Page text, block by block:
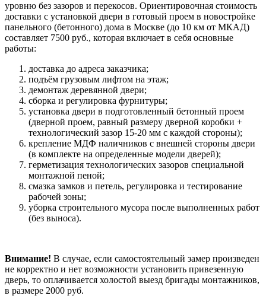
уровню без зазоров и перекосов. Ориентировочная стоимость
доставки с установкой двери в готовый проем в новостройке
панельного (бетонного) дома в Москве (до 10 км от МКАД)
составляет 7500 руб., которая включает в себя основные
работы:
доставка до адреса заказчика;
подъём грузовым лифтом на этаж;
демонтаж деревянной двери;
сборка и регулировка фурнитуры;
установка двери в подготовленный бетонный проем
(дверной проем, равный размеру дверной коробки +
технологический зазор 15-20 мм с каждой стороны);
крепление МДФ наличников с внешней стороны двери
(в комплекте на определенные модели дверей);
герметизация технологических зазоров специальной
монтажной пеной;
смазка замков и петель, регулировка и тестирование
рабочей зоны;
уборка строительного мусора после выполненных работ
(без выноса).
Внимание! В случае, если самостоятельный замер произведен
не корректно и нет возможности установить привезенную
дверь, то оплачивается холостой выезд бригады монтажников,
в размере 2000 руб.